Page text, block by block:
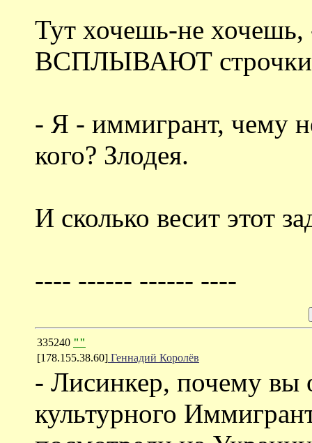
Тут хочешь-не хочешь,
ВСПЛЫВАЮТ
- Я - иммигрант, чему
кого? Злодея.
И сколько весит этот
---- ------ ------ ----
335240 ""
[178.155.38.60] Геннадий Королёв
- Лисинкер, почему вы
культурного